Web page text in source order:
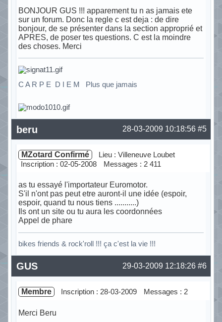
BONJOUR GUS !!! apparement tu n as jamais ete
sur un forum. Donc la regle c est deja : de dire
bonjour, de se présenter dans la section approprié et
APRES, de poser tes questions. C est la moindre
des choses. Merci
C A R P E D I E M Plus que jamais
Hors ligne #5
28-03-2009 10:18:56
beru
MZotard Confirmé
Lieu : Villeneuve Loubet
Inscription : 02-05-2008
Messages : 2 411
as tu essayé l'importateur Euromotor.
S'il n'ont pas peut etre auront-il une idée (espoir,
espoir, quand tu nous tiens ...........)
Ils ont un site ou tu aura les coordonnées
Appel de phare
bikes friends & rock'roll !!! ça c'est la vie !!!
Hors ligne #6
29-03-2009 12:18:26
GUS
Membre Inscription : 28-03-2009 Messages : 2
Merci Beru